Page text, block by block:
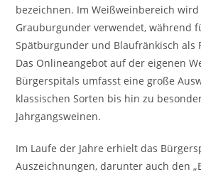
bezeichnen. Im Weißweinbereich
Grauburgunder verwendet, während
Spätburgunder und Blaufränkisch als
Das Onlineangebot auf der eigenen
Bürgerspitals umfasst eine große
klassischen Sorten bis hin zu
Jahrgangsweinen.
Im Laufe der Jahre erhielt das
Auszeichnungen, darunter auch den